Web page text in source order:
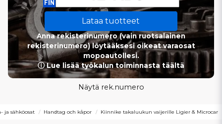
Lataa tuotteet
Anna rekisterinumero (vain ruotsalainen
rekisterinumero) löytääksesi oikeat varaosat
mopoautollesi.
ⓘ Lue lisää työkalun toiminnasta täältä
Näytä rek.numero
ja sähköosat Handtag och kåpor Kiinnike takaluukun vaijerille Ligier & Microcar